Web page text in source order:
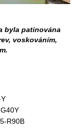
byla patinována
voskováním,
R90B